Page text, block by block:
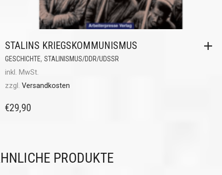
STALINS KRIEGSKOMMUNISMUS
GESCHICHTE, STALINISMUS/DDR/UDSSR
inkl. MwSt.
zzgl. Versandkosten
€29,90
PRODUKTE